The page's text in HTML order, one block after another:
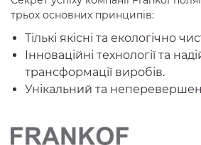
трьох основних принципів:
Тількі якісні та екологічно
Інноваційні технології та
трансформації виробів.
Унікальний та